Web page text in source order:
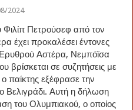
2024
Πετρούσεφ από τον
έχει προκαλέσει έντονες
Αστέρα, Νεμπόϊσα
βρίσκεται σε συζητήσεις με
παίκτης εξέφρασε την
Βελιγράδι. Αυτή η δήλωση
του Ολυμπιακού, ο οποίος